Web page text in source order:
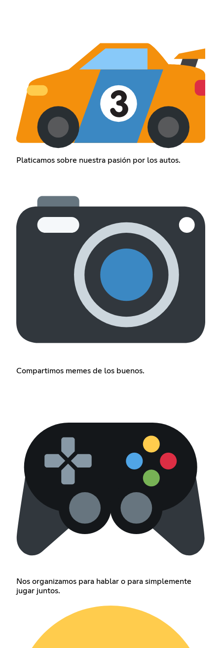
Platicamos sobre nuestra pasión por los autos.
Compartimos memes de los buenos.
Nos organizamos para hablar o para simplemente
jugar juntos.